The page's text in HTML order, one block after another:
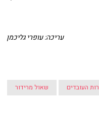
עריכה: עופרי גליכמן
העובדים
שאול מרידור